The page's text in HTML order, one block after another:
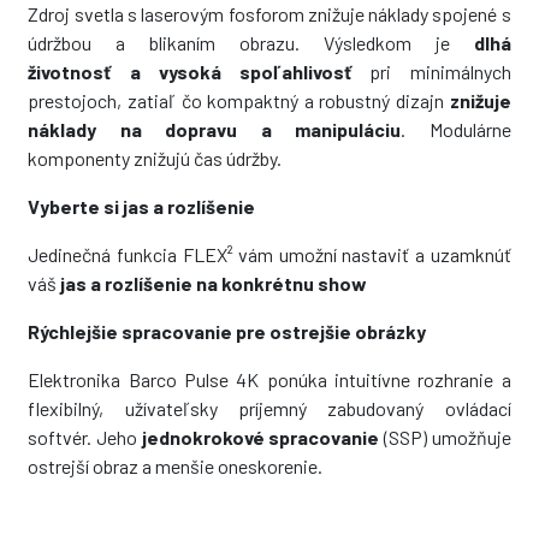
Zdroj svetla s laserovým fosforom znižuje náklady spojené s
údržbou a blikaním obrazu. Výsledkom je dlhá
životnosť a vysoká spoľahlivosťpri minimálnych
prestojoch, zatiaľ čo kompaktný a robustný dizajn znižuje
náklady na dopravu a manipuláciu. Modulárne
komponenty znižujú čas údržby.
Vyberte si jas a rozlíšenie
Jedinečná funkcia FLEX² vám umožní nastaviť a uzamknúť
váš jas a rozlíšenie na konkrétnu show
Rýchlejšie spracovanie pre ostrejšie obrázky
Elektronika Barco Pulse 4K ponúka intuitívne rozhranie a
flexibilný, užívateľsky príjemný zabudovaný ovládací
softvér. Jeho jednokrokové spracovanie (SSP) umožňuje
ostrejší obraz a menšie oneskorenie.